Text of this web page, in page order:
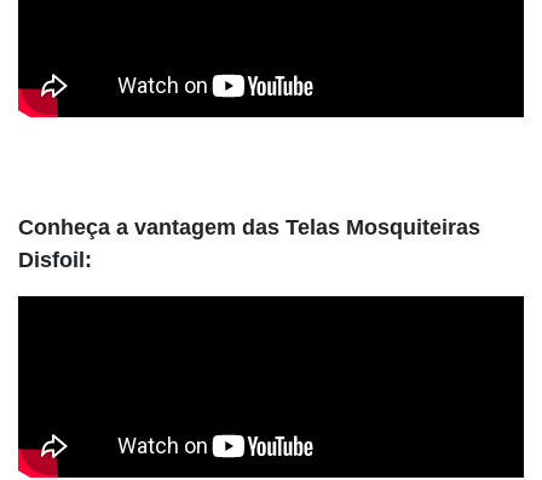
Conheça a vantagem das Telas Mosquiteiras
Disfoil: